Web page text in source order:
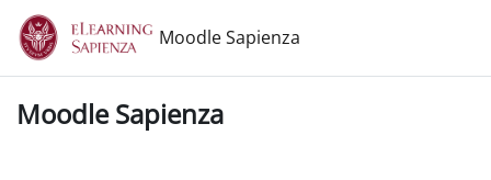
Vai al contenuto principale
Moodle Sapienza
Moodle Sapienza